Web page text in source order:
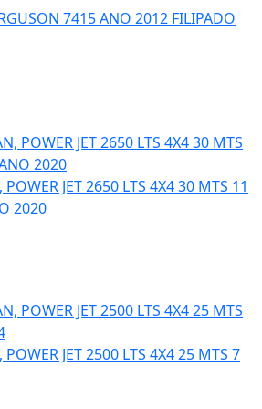
7415 ANO 2012 FILIPADO
POWER JET 2650 LTS 4X4 30 MTS 11
2020
POWER JET 2500 LTS 4X4 25 MTS 7